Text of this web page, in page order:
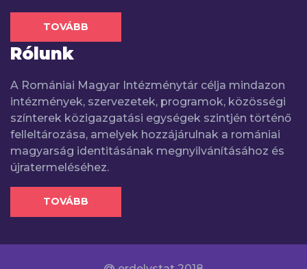
TOVÁBB
Rólunk
A Romániai Magyar Intézménytár célja mindazon
intézmények, szervezetek, programok, közösségi
színterek közigazgatási egységek szintjén történő
felleltározása, amelyek hozzájárulnak a romániai
magyarság identitásának megnyilvánításához és
újratermeléséhez.
TOVÁBB